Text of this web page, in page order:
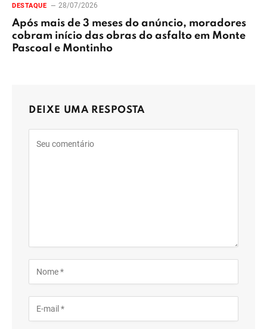
DESTAQUE 28/07/2026
Após mais de 3 meses do anúncio, moradores
cobram início das obras do asfalto em Monte
Pascoal e Montinho
DEIXE UMA RESPOSTA